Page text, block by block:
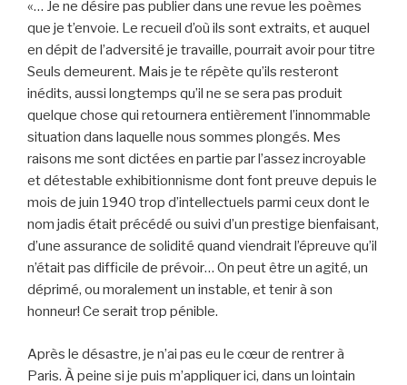
«… Je ne désire pas publier dans une revue les poèmes
que je t’envoie. Le recueil d’où ils sont extraits, et auquel
en dépit de l’adversité je travaille, pourrait avoir pour titre
Seuls demeurent. Mais je te répète qu’ils resteront
inédits, aussi longtemps qu’il ne se sera pas produit
quelque chose qui retournera entièrement l’innommable
situation dans laquelle nous sommes plongés. Mes
raisons me sont dictées en partie par l’assez incroyable
et détestable exhibitionnisme dont font preuve depuis le
mois de juin 1940 trop d’intellectuels parmi ceux dont le
nom jadis était précédé ou suivi d’un prestige bienfaisant,
d’une assurance de solidité quand viendrait l’épreuve qu’il
n’était pas difficile de prévoir… On peut être un agité, un
déprimé, ou moralement un instable, et tenir à son
honneur! Ce serait trop pénible.
Après le désastre, je n’ai pas eu le cœur de rentrer à
Paris. À peine si je puis m’appliquer ici, dans un lointain